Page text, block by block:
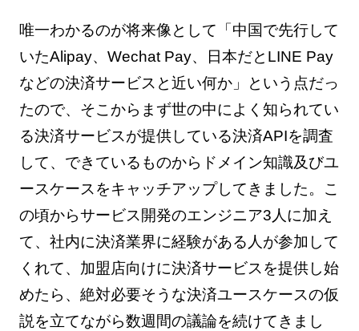
唯一わかるのが将来像として「中国で先行して
いたAlipay、Wechat Pay、日本だとLINE Pay
などの決済サービスと近い何か」という点だっ
たので、そこからまず世の中によく知られてい
る決済サービスが提供している決済APIを調査
して、できているものからドメイン知識及びユ
ースケースをキャッチアップしてきました。こ
の頃からサービス開発のエンジニア3人に加え
て、社内に決済業界に経験がある人が参加して
くれて、加盟店向けに決済サービスを提供し始
めたら、絶対必要そうな決済ユースケースの仮
説を立てながら数週間の議論を続けてきまし